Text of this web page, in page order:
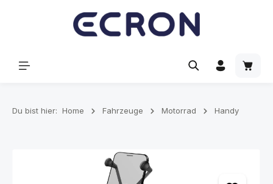
Du bist hier: Home Fahrzeuge Motorrad Handy
Bildergalerie überspringen